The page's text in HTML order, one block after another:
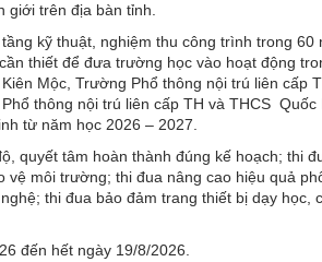
giới trên địa bàn tỉnh.
kỹ thuật, nghiệm thu công trình trong
thiết để đưa trường học vào hoạt động
Mộc, Trường Phổ thông nội trú liên cấp
thông nội trú liên cấp TH và THCS
từ năm học 2026 – 2027.
quyết tâm hoàn thành đúng kế hoạch; thi
môi trường; thi đua nâng cao hiệu quả
thi đua bảo đảm trang thiết bị dạy học,
đến hết ngày 19/8/2026.